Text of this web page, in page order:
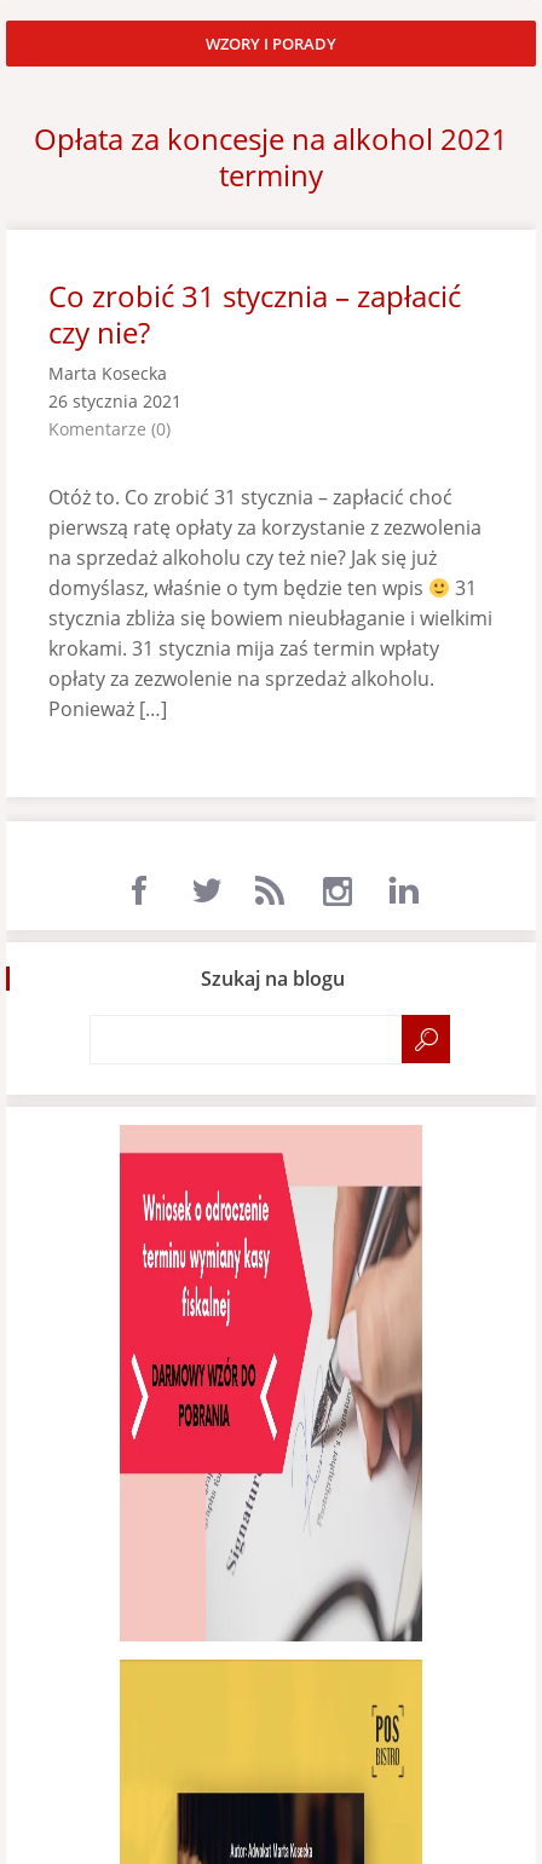
WZORY I PORADY
Opłata za koncesje na alkohol 2021
terminy
Co zrobić 31 stycznia – zapłacić
czy nie?
Marta Kosecka
26 stycznia 2021
Komentarze (0)
Otóż to. Co zrobić 31 stycznia – zapłacić choć
pierwszą ratę opłaty za korzystanie z zezwolenia
na sprzedaż alkoholu czy też nie? Jak się już
domyślasz, właśnie o tym będzie ten wpis
31
stycznia zbliża się bowiem nieubłaganie i wielkimi
krokami. 31 stycznia mija zaś termin wpłaty
opłaty za zezwolenie na sprzedaż alkoholu.
Ponieważ […]
Szukaj na blogu